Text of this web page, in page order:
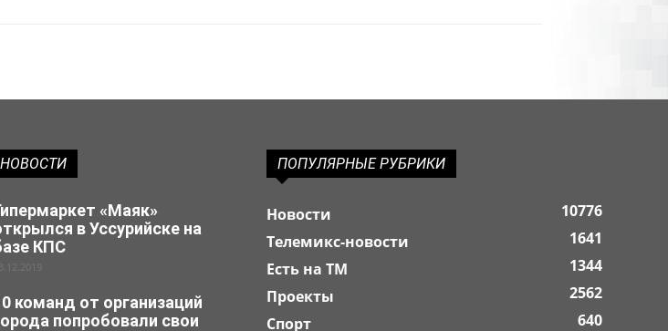
«Маяк»
в Уссурийске на
КПС
команд от организаций
попробовали свои
ПОПУЛЯРНЫЕ РУБРИКИ
Новости
10776
Телемикс-новости
1641
Есть на ТМ
1344
Проекты
2562
Спорт
640